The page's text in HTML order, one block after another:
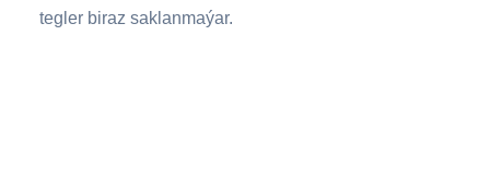
tegler biraz saklanmaýar.